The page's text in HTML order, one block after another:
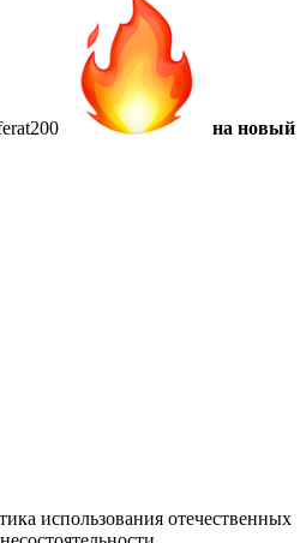
на новый
использования отечественных